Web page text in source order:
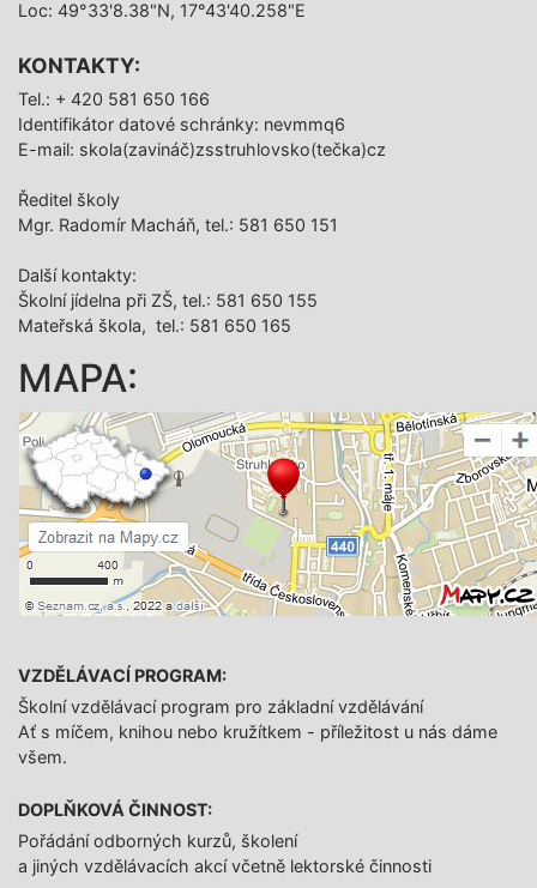
Loc: 49°33'8.38"N, 17°43'40.258"E
KONTAKTY:
Tel.: + 420 581 650 166
Identifikátor datové schránky: nevmmq6
E-mail: skola(zavináč)zsstruhlovsko(tečka)cz
Ředitel školy
Mgr. Radomír Macháň, tel.: 581 650 151
Další­ kontakty:
Školní jídelna při ZŠ, tel.: 581 650 155
Mateřská škola, tel.: 581 650 165
MAPA:
VZDĚLÁVACÍ PROGRAM:
Školní vzdělávací program pro základní vzdělávání
Ať s míčem, knihou nebo kružítkem - příležitost u nás dáme
všem.
DOPLŇKOVÁ ČINNOST:
Pořádání odborných kurzů, školení
a jiných vzdělávacích akcí včetně lektorské činnosti